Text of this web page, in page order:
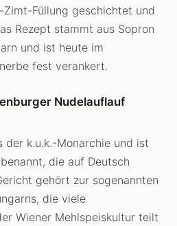
Füllung geschichtet und
Rezept stammt aus Sopron
und ist heute im
fest verankert.
Nudelauflauf
der k.u.k.-Monarchie und ist
die auf Deutsch
gehört zur sogenannten
die viele
Wiener Mehlspeiskultur teilt